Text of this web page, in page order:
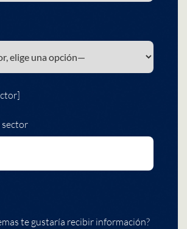
sector
te gustaría recibir información?